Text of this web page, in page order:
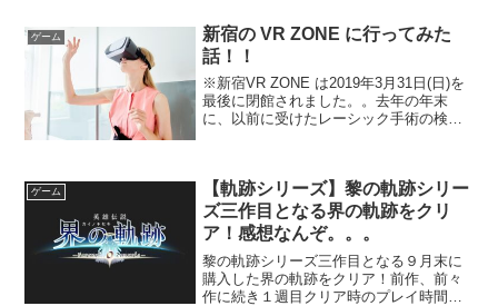
こと最初から導入し直すと解消されるか
もです...
ゲーム
新宿の VR ZONE に行ってみた
話！！
※新宿VR ZONE は2019年3月31日(日)を
最後に閉館されました。。去年の年末
に、以前に受けたレーシック手術の検査
を歩いている...
ゲーム
【軌跡シリーズ】黎の軌跡シリー
ズ三作目となる界の軌跡をクリ
ア！感想なんぞ。。。
黎の軌跡シリーズ三作目となる９月末に
購入した界の軌跡をクリア！前作、前々
作に続き１週目クリア時のプレイ時間で